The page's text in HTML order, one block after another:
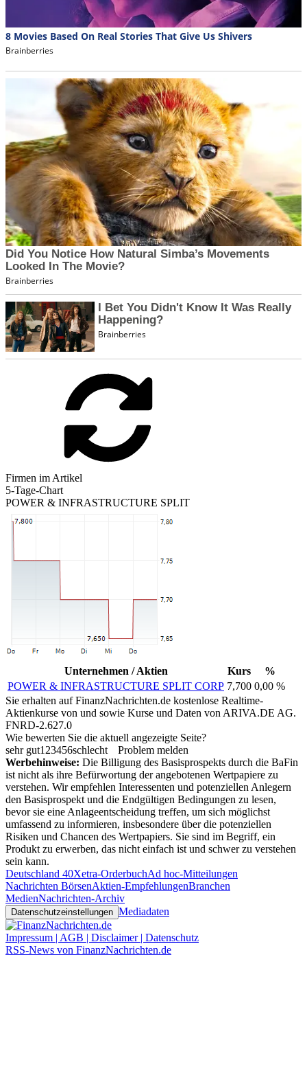
Firmen im Artikel
5-Tage-Chart
POWER & INFRASTRUCTURE SPLIT
Unternehmen / Aktien Kurs
%
POWER & INFRASTRUCTURE SPLIT CORP 7,700 0,00 %
Sie erhalten auf FinanzNachrichten.de kostenlose Realtime-
Aktienkurse von und sowie Kurse und Daten von ARIVA.DE AG.
FNRD-2.627.0
Wie bewerten Sie die aktuell angezeigte Seite?
sehr gut1 23456schlecht
Problem melden
Werbehinweise: Die Billigung des Basisprospekts durch die BaFin
ist nicht als ihre Befürwortung der angebotenen Wertpapiere zu
verstehen. Wir empfehlen Interessenten und potenziellen Anlegern
den Basisprospekt und die Endgültigen Bedingungen zu lesen,
bevor sie eine Anlageentscheidung treffen, um sich möglichst
umfassend zu informieren, insbesondere über die potenziellen
Risiken und Chancen des Wertpapiers. Sie sind im Begriff, ein
Produkt zu erwerben, das nicht einfach ist und schwer zu verstehen
sein kann.
Deutschland 40Xetra-OrderbuchAd hoc-Mitteilungen
Nachrichten BörsenAktien-EmpfehlungenBranchen
MedienNachrichten-Archiv
Datenschutzeinstellungen Mediadaten
Impressum | AGB | Disclaimer | Datenschutz
RSS-News von FinanzNachrichten.de